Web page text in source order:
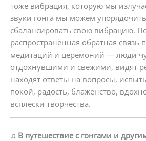
тоже вибрация, которую мы
звуки гонга мы можем
сбалансировать свою вибрацию.
распространённая обратная связь
медитаций и церемоний — люди
отдохнувшими и свежими, видят
находят ответы на вопросы,
покой, радость, блаженство,
всплески творчества.
♫ В путешествие с гонгами и